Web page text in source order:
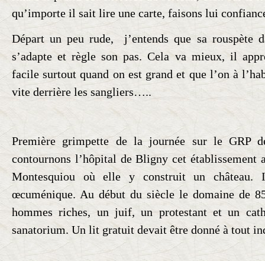
qu’importe il sait lire une carte, faisons lui
Départ un peu rude, j’entends que sa rouspète
s’adapte et règle son pas. Cela va mieux, il
facile surtout quand on est grand et que l’on à
vite derrière les sangliers…..
Première grimpette de la journée sur le GRP
contournons l’hôpital de Bligny cet établissement
Montesquiou où elle y construit un château.
œcuménique. Au début du siècle le domaine de
hommes riches, un juif, un protestant et un
sanatorium. Un lit gratuit devait être donné à tout